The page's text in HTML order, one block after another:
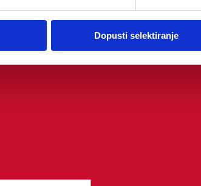
Dopusti selektiranje